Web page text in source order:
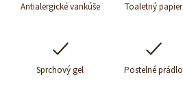
Antialergické vankúše Toaletný papier
Sprchový gel Postelné prádlo